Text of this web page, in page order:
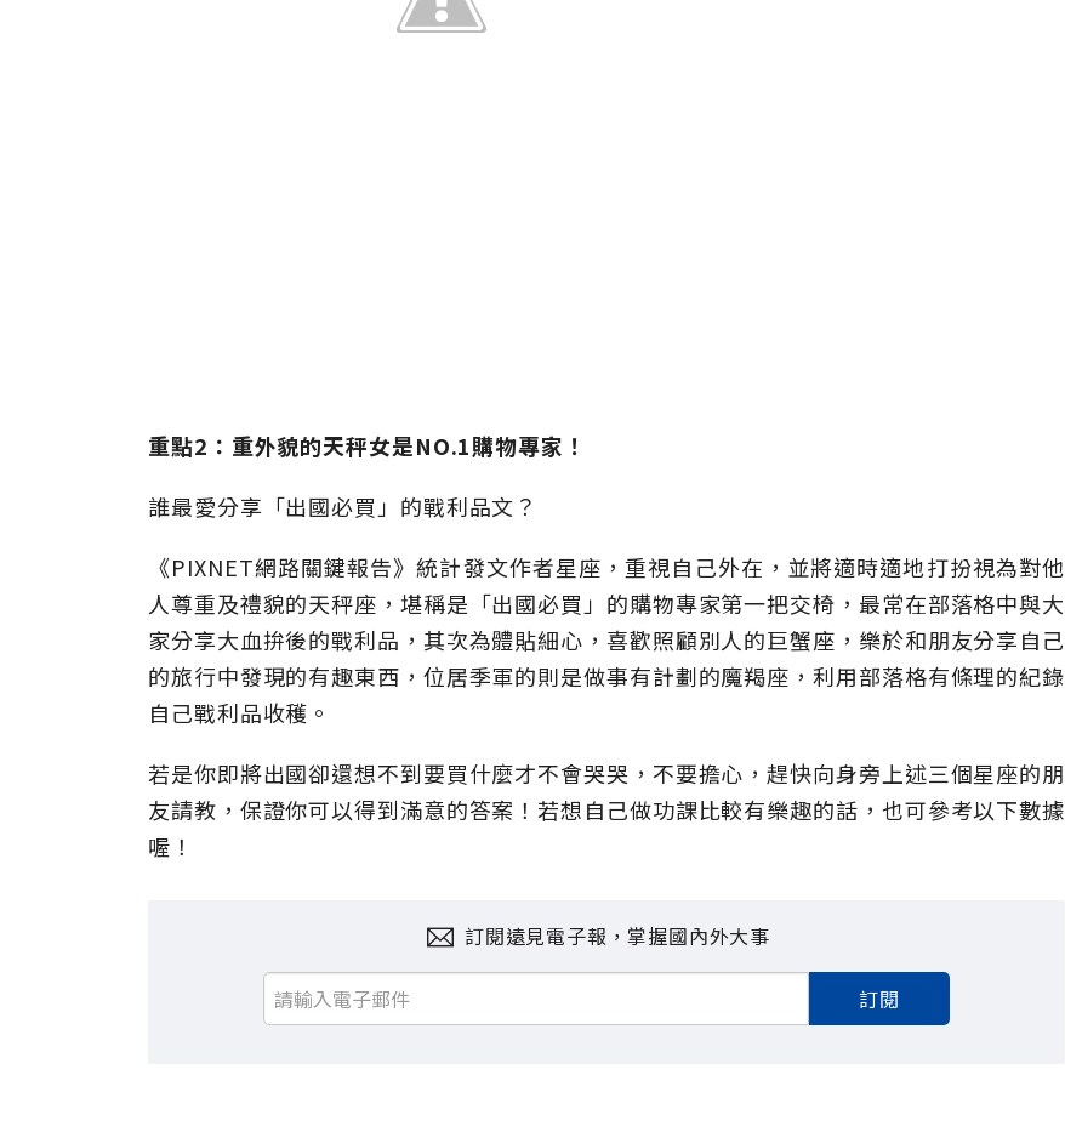
重點2：重外貌的天秤女是NO.1購物專家！
誰最愛分享「出國必買」的戰利品文？
《PIXNET網路關鍵報告》統計發文作者星座，重視自己外在，並將適時適地打扮視為對他
人尊重及禮貌的天秤座，堪稱是「出國必買」的購物專家第一把交椅，最常在部落格中與大
家分享大血拚後的戰利品，其次為體貼細心，喜歡照顧別人的巨蟹座，樂於和朋友分享自己
的旅行中發現的有趣東西，位居季軍的則是做事有計劃的魔羯座，利用部落格有條理的紀錄
自己戰利品收穫。
若是你即將出國卻還想不到要買什麼才不會哭哭，不要擔心，趕快向身旁上述三個星座的朋
友請教，保證你可以得到滿意的答案！若想自己做功課比較有樂趣的話，也可參考以下數據
喔！
訂閱遠見電子報，掌握國內外大事
訂閱